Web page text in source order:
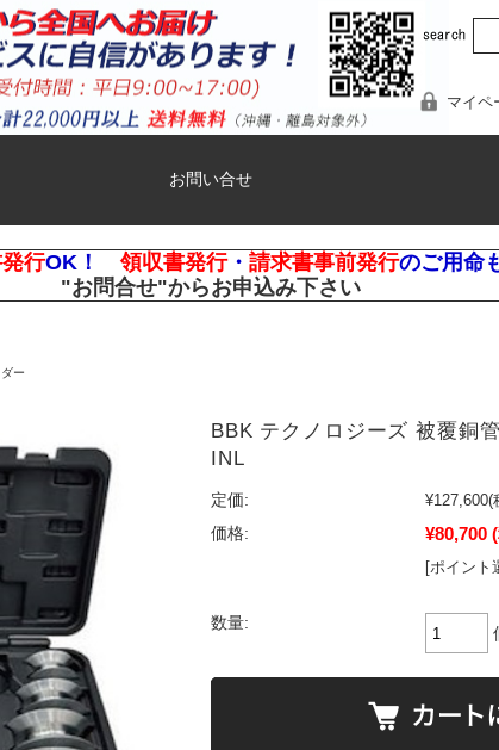
マイペ
お問い合せ
行OK！ 領収書発行・ 請求書事前発行のご用命
"お問合せ"からお申込み下さい
ー
BBK テクノロジーズ 被覆銅
INL
定価: ¥127,600(
価格:
¥80,700
[ポイント
数量: